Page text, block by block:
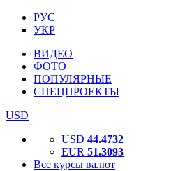
РУС
УКР
ВИДЕО
ФОТО
ПОПУЛЯРНЫЕ
СПЕЦПРОЕКТЫ
USD
USD 44.4732
EUR 51.3093
Все курсы валют